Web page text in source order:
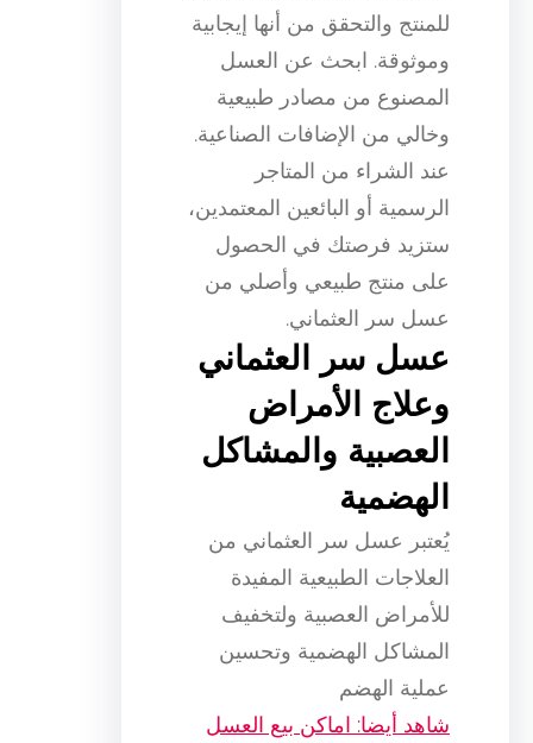
للمنتج والتحقق من أنها إيجابية
وموثوقة. ابحث عن العسل
المصنوع من مصادر طبيعية
وخالي من الإضافات الصناعية.
عند الشراء من المتاجر
الرسمية أو البائعين المعتمدين،
ستزيد فرصتك في الحصول
على منتج طبيعي وأصلي من
عسل سر العثماني.
عسل سر العثماني
وعلاج الأمراض
العصبية والمشاكل
الهضمية
يُعتبر عسل سر العثماني من
العلاجات الطبيعية المفيدة
للأمراض العصبية ولتخفيف
المشاكل الهضمية وتحسين
عملية الهضم
شاهد أيضا: اماكن بيع العسل